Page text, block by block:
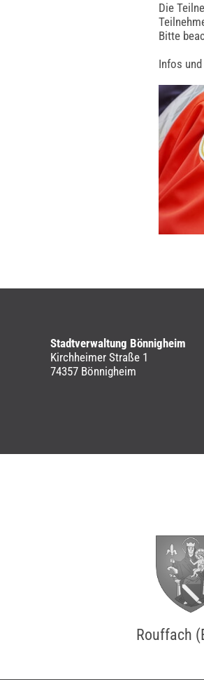
Die
Bitte
Infos
Stadtverwaltung Bönnigheim
Kirchheimer Straße 1
74357 Bönnigheim
Rouffach